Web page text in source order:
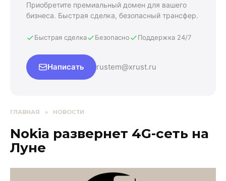
Приобретите премиальный домен для вашего
бизнеса. Быстрая сделка, безопасный трансфер.
Быстрая сделка Безопасно Поддержка 24/7
Написать rustem@xrust.ru
ГЛАВНАЯ » НОВОСТИ
Nokia развернет 4G-сеть на
Луне